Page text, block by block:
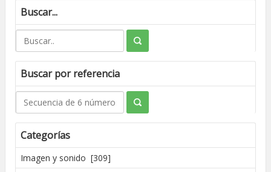
Buscar...
Buscar por referencia
Categorías
Imagen y sonido [309]